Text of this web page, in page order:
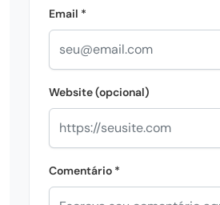
Email *
Website (opcional)
Comentário *